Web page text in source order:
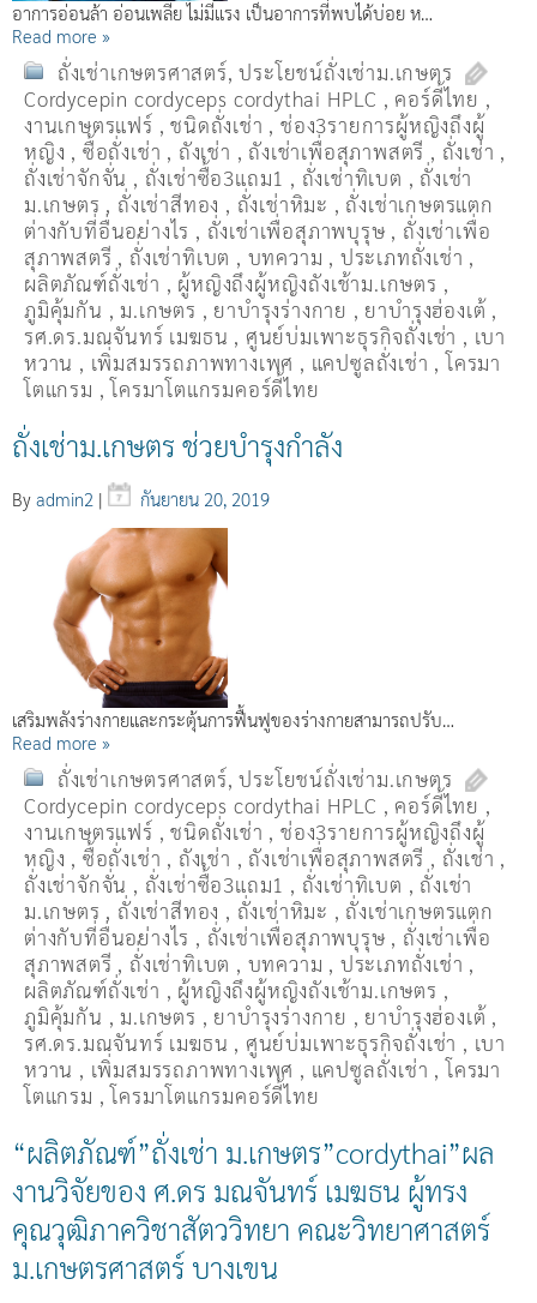
อาการอ่อนล้า อ่อนเพลีย ไม่มีแรง เป็นอาการที่พบได้บ่อย ห…
Read more »
ถั่งเช่าเกษตรศาสตร์,ประโยชน์ถั่งเช่าม.เกษตร
Cordycepin cordyceps cordythai HPLC , คอร์ดี้ไทย ,
งานเกษตรแฟร์ ,ชนิดถั่งเช่า ,ช่อง3รายการผู้หญิงถึงผู้
หญิง , ซื้อถั่งเช่า , ถังเช่า , ถังเช่าเพื่อสุภาพสตรี , ถั่งเช่า ,
ถั่งเช่าจักจั่น , ถั่งเช่าซื้อ3แถม1 , ถั่งเช่าทิเบต , ถั่งเช่า
ม.เกษตร , ถั่งเช่าสีทอง , ถั่งเช่าหิมะ , ถั่งเช่าเกษตรแตก
ต่างกับที่อื่นอย่างไร , ถั่งเช่าเพื่อสุภาพบุรุษ , ถั่งเช่าเพื่อ
สุภาพสตรี , ถั่่งเช่าทิเบต , บทความ , ประเภทถั่งเช่า ,
ผลิตภัณฑ์ถั่งเช่า , ผู้หญิงถึงผู้หญิงถังเช้าม.เกษตร ,
ภูมิคุ้มกัน ,ม.เกษตร , ยาบำรุงร่างกาย , ยาบำรุงฮ่องเต้ ,
รศ.ดร.มณจันทร์ เมฆธน , ศูนย์บ่มเพาะธุรกิจถั่งเช่า , เบา
หวาน , เพิ่มสมรรถภาพทางเพศ , แคปซูลถั่งเช่า ,โครมา
โตแกรม ,โครมาโตแกรมคอร์ดี้ไทย
ถั่งเช่าม.เกษตร ช่วยบำรุงกำลัง
By admin2 | กันยายน 20, 2019
เสริมพลังร่างกายและกระตุ้นการฟื้นฟูของร่างกายสามารถปรับ…
Read more »
ถั่งเช่าเกษตรศาสตร์,ประโยชน์ถั่งเช่าม.เกษตร
Cordycepin cordyceps cordythai HPLC , คอร์ดี้ไทย ,
งานเกษตรแฟร์ ,ชนิดถั่งเช่า ,ช่อง3รายการผู้หญิงถึงผู้
หญิง , ซื้อถั่งเช่า , ถังเช่า , ถังเช่าเพื่อสุภาพสตรี , ถั่งเช่า ,
ถั่งเช่าจักจั่น , ถั่งเช่าซื้อ3แถม1 , ถั่งเช่าทิเบต , ถั่งเช่า
ม.เกษตร , ถั่งเช่าสีทอง , ถั่งเช่าหิมะ , ถั่งเช่าเกษตรแตก
ต่างกับที่อื่นอย่างไร , ถั่งเช่าเพื่อสุภาพบุรุษ , ถั่งเช่าเพื่อ
สุภาพสตรี , ถั่่งเช่าทิเบต , บทความ , ประเภทถั่งเช่า ,
ผลิตภัณฑ์ถั่งเช่า , ผู้หญิงถึงผู้หญิงถังเช้าม.เกษตร ,
ภูมิคุ้มกัน ,ม.เกษตร , ยาบำรุงร่างกาย , ยาบำรุงฮ่องเต้ ,
รศ.ดร.มณจันทร์ เมฆธน , ศูนย์บ่มเพาะธุรกิจถั่งเช่า , เบา
หวาน , เพิ่มสมรรถภาพทางเพศ , แคปซูลถั่งเช่า ,โครมา
โตแกรม ,โครมาโตแกรมคอร์ดี้ไทย
“ผลิตภัณฑ์”ถั่งเช่า ม.เกษตร”cordythai”ผล
งานวิจัยของ ศ.ดร มณจันทร์ เมฆธน ผู้ทรง
คุณวุฒิภาควิชาสัตววิทยา คณะวิทยาศาสตร์
ม.เกษตรศาสตร์ บางเขน